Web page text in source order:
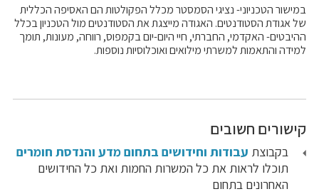
במישור הטכניוני- נציגי הסמסטר מכלל הפקולטות הם האסיפה הכללית
של אגודת הסטודנטים. האגודה מייצגת את הסטודנטים מול הטכניון בכלל
ההיבטים- האקדמי, החברתי, חיי היום-יום בקמפוס, רווחה, מעונות, תומך
למידה והתאמות למשרתי מילואים ואוכלוסיות נוספות.
קישורים חשובים
בקבוצת עבודות וחידושים בתחום מדע והנדסת חומרים
תוכלו לראות את כל המשרות החמות ואת כל החידושים
האחרונים בתחום